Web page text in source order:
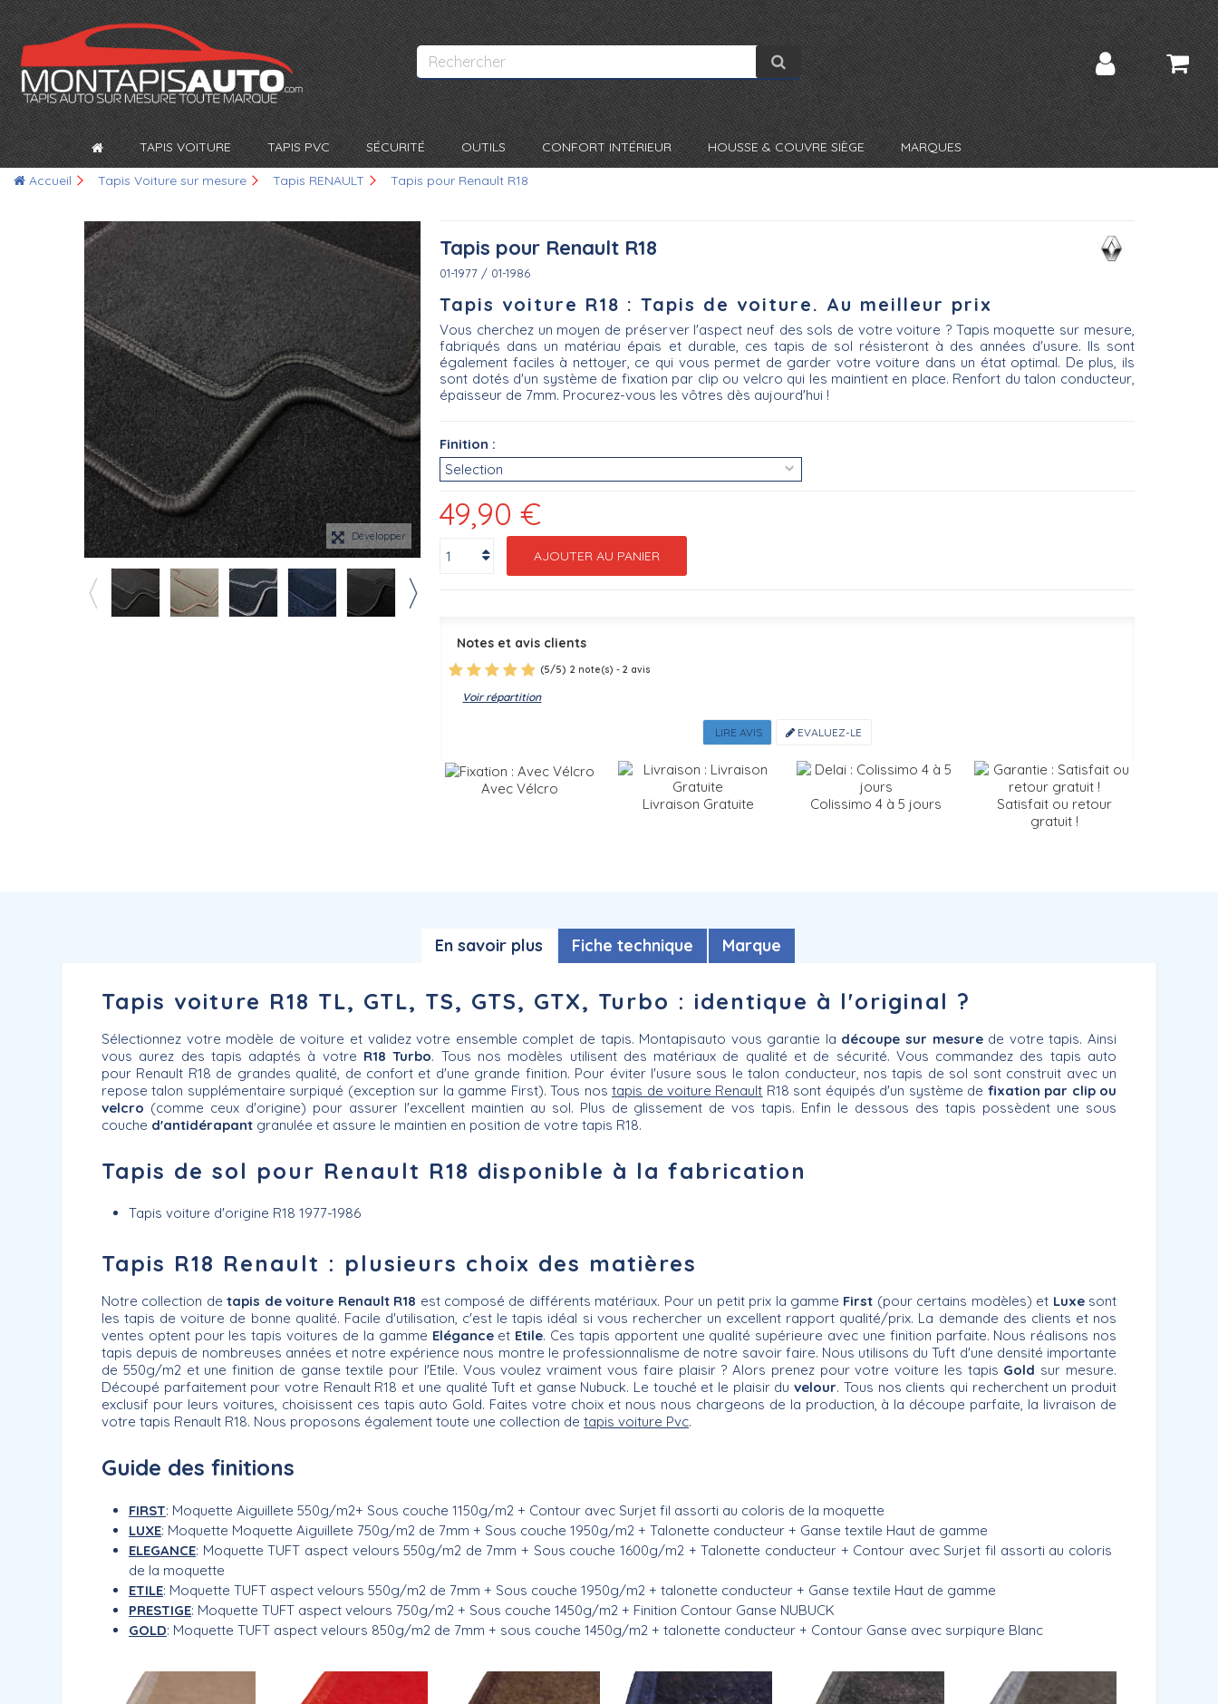
TAPIS VOITURE TAPIS PVC SÉCURITÉ OUTILS CONFORT INTÉRIEUR HOUSSE & COUVRE SIÈGE MARQUES
Accueil Tapis Voiture sur mesure Tapis RENAULT Tapis pour Renault R18
Développer
Tapis pour Renault R18
01-1977 / 01-1986
Tapis voiture R18 : Tapis de voiture. Au meilleur prix
Vous cherchez un moyen de préserver l'aspect neuf des sols de votre voiture ? Tapis moquette sur mesure,
fabriqués dans un matériau épais et durable, ces tapis de sol résisteront à des années d'usure. Ils sont
également faciles à nettoyer, ce qui vous permet de garder votre voiture dans un état optimal. De plus, ils
sont dotés d'un système de fixation par clip ou velcro qui les maintient en place. Renfort du talon conducteur,
épaisseur de 7mm. Procurez-vous les vôtres dès aujourd'hui !
Finition :
49,90 €
AJOUTER AU PANIER
Notes et avis clients
(5/5) 2 note(s) -2 avis
Voir répartition
LIRE AVIS EVALUEZ-LE
Avec Vélcro
Livraison Gratuite
Colissimo 4 à 5 jours
Satisfait ou retour
gratuit !
En savoir plus Fiche technique Marque
Tapis voiture R18 TL, GTL, TS, GTS, GTX, Turbo : identique à l'original ?
Sélectionnez votre modèle de voiture et validez votre ensemble complet de tapis. Montapisauto vous garantie la découpe sur mesurede votre tapis. Ainsi
vous aurez des tapis adaptés à votre R18 Turbo. Tous nos modèles utilisent des matériaux de qualité et de sécurité. Vous commandez des tapis auto
pour Renault R18 de grandes qualité, de confort et d'une grande finition. Pour éviter l'usure sous le talon conducteur, nos tapis de sol sont construit avec un
repose talon supplémentaire surpiqué (exception sur la gamme First). Tous nostapis de voiture Renault R18 sont équipés d'un système de fixation par clip ou
velcro (comme ceux d'origine) pour assurer l'excellent maintien au sol. Plus de glissement de vos tapis. Enfin le dessous des tapis possèdent une sous
couche d'antidérapant granulée et assure le maintien en position de votre tapis R18.
Tapis de sol pour Renault R18 disponible à la fabrication
Tapis voiture d'origine R18 1977-1986
Tapis R18 Renault : plusieurs choix des matières
Notre collection detapis de voiture RenaultR18 est composé de différents matériaux. Pour un petit prix la gamme First (pour certains modèles) et Luxesont
les tapis de voiture de bonne qualité. Facile d'utilisation, c'est le tapis idéal si vous rechercher un excellent rapport qualité/prix. La demande des clients et nos
ventes optent pour les tapis voitures de la gamme Eléganceet Etile. Ces tapis apportent une qualité supérieure avec une finition parfaite. Nous réalisons nos
tapis depuis de nombreuses années et notre expérience nous montre le professionnalisme de notre savoir faire. Nous utilisons du Tuft d'une densité importante
de 550g/m2 et une finition de ganse textile pour l'Etile. Vous voulez vraiment vous faire plaisir ? Alors prenez pour votre voiture les tapis Gold sur mesure.
Découpé parfaitement pour votre Renault R18 et une qualité Tuft et ganse Nubuck. Le touché et le plaisir duvelour. Tous nos clients qui recherchent un produit
exclusif pour leurs voitures, choisissent ces tapis auto Gold. Faites votre choix et nous nous chargeons de la production, à la découpe parfaite, la livraison de
votre tapis Renault R18. Nous proposons également toute une collection de tapis voiture Pvc.
Guide des finitions
FIRST: Moquette Aiguillete 550g/m2+ Sous couche 1150g/m2 + Contour avec Surjet fil assorti au coloris de la moquette
LUXE: Moquette Moquette Aiguillete 750g/m2 de 7mm + Sous couche 1950g/m2 + Talonette conducteur + Ganse textile Haut de gamme
ELEGANCE: Moquette TUFT aspect velours 550g/m2 de 7mm + Sous couche 1600g/m2 + Talonette conducteur + Contour avec Surjet fil assorti au coloris
de la moquette
ETILE: Moquette TUFT aspect velours 550g/m2 de 7mm + Sous couche 1950g/m2 + talonette conducteur + Ganse textile Haut de gamme
PRESTIGE: Moquette TUFT aspect velours 750g/m2 + Sous couche 1450g/m2 + Finition Contour Ganse NUBUCK
GOLD: Moquette TUFT aspect velours 850g/m2 de 7mm + sous couche 1450g/m2 + talonette conducteur + Contour Ganse avec surpiqure Blanc